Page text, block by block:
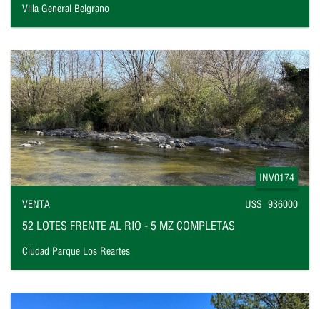
Villa General Belgrano
INV0174
VENTA U$S 936000
52 LOTES FRENTE AL RIO - 5 MZ COMPLETAS
Ciudad Parque Los Reartes